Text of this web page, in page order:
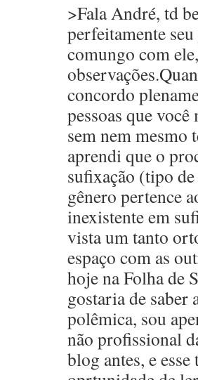
>Fala André, td
perfeitamente
comungo com
concordo
pessoas que
sem nem mesmo
aprendi que o
sufixação (tipo
gênero pertence
inexistente em
vista um tanto
espaço com as
hoje na Folha de
gostaria de saber
polêmica, sou
não profissional
blog antes, e